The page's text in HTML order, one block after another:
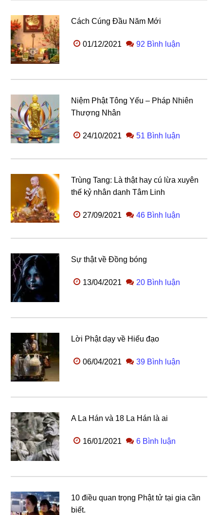
Cách Cúng Đầu Năm Mới
01/12/2021 92 Bình luận
Niệm Phật Tông Yếu – Pháp Nhiên
Thượng Nhân
24/10/2021 51 Bình luận
Trùng Tang: Là thật hay cú lừa xuyên
thế kỷ nhân danh Tâm Linh
27/09/2021 46 Bình luận
Sự thật về Đồng bóng
13/04/2021 20 Bình luận
Lời Phật dạy về Hiếu đạo
06/04/2021 39 Bình luận
A La Hán và 18 La Hán là ai
16/01/2021 6 Bình luận
10 điều quan trọng Phật tử tại gia cần
biết.